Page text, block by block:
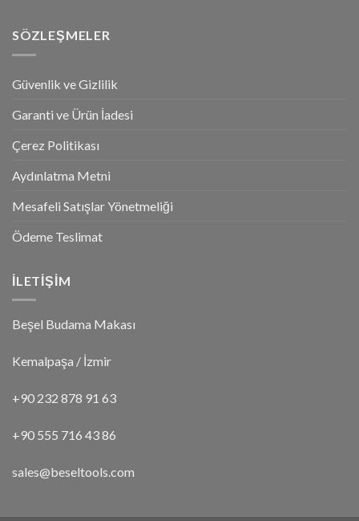
SÖZLEŞMELER
Güvenlik ve Gizlilik
Garanti ve Ürün İadesi
Çerez Politikası
Aydınlatma Metni
Mesafeli Satışlar Yönetmeliği
Ödeme Teslimat
İLETİŞİM
Beşel Budama Makası
Kemalpaşa / İzmir
+90 232 878 91 63
+90 555 716 43 86
sales@beseltools.com